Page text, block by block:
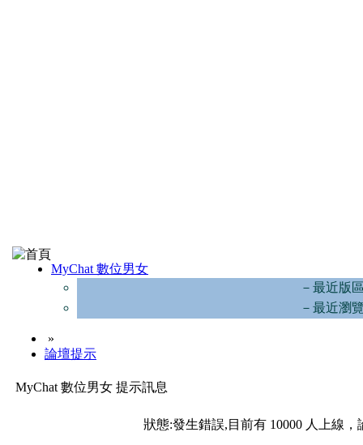
MyChat 數位男女
－最近版
－最近瀏
»
論壇提示
MyChat 數位男女 提示訊息
狀態:發生錯誤,目前有 10000 人上線